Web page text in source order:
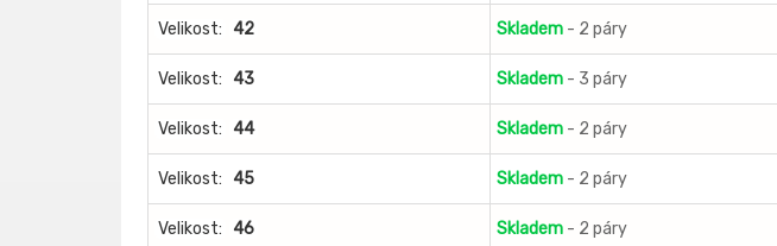
Velikost: 42 Skladem - 2 páry
Velikost: 43 Skladem - 3 páry
Velikost: 44 Skladem - 2 páry
Velikost: 45 Skladem - 2 páry
Velikost: 46 Skladem - 2 páry